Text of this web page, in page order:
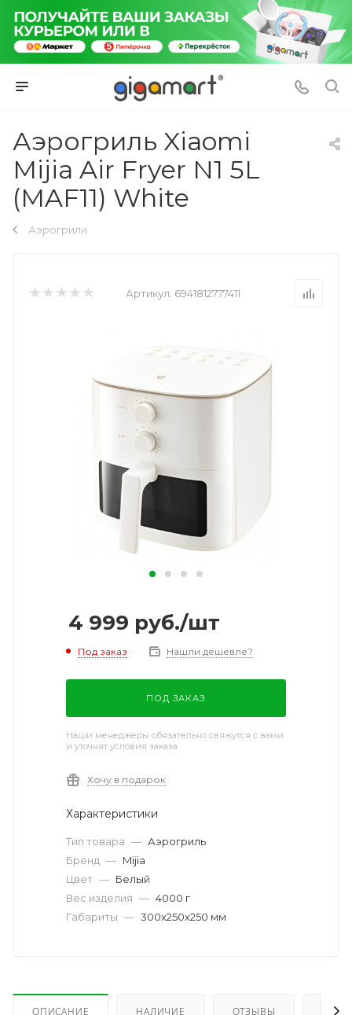
Аэрогриль Xiaomi
Mijia Air Fryer N1 5L
(MAF11) White
Аэрогрили
Артикул: 6941812777411
4 999 руб./шт
Под заказ Нашли дешевле?
ПОД ЗАКАЗ
Наши менеджеры обязательно свяжутся с вами
и уточнят условия заказа
Хочу в подарок
Характеристики
Тип товара — Аэрогриль
Бренд — Mijia
Цвет — Белый
Вес изделия — 4000 г
Габариты — 300х250х250 мм
ОПИСАНИЕ НАЛИЧИЕ ОТЗЫВЫ КАК